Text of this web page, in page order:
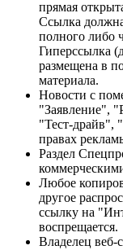
прямая
Ссылка
полного либо
Гиперссылка
размещена в
материала.
Новости с
"Заявление",
"Тест-драйв",
правах
Раздел
Любое
другое
ссылку на
воспрещается.
Владелец веб-